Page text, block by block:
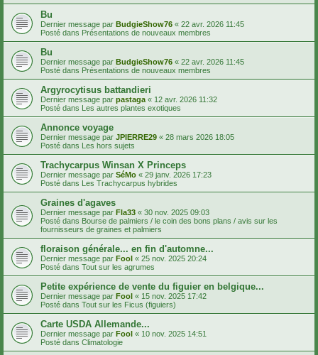
Bu
Dernier message par BudgieShow76 « 22 avr. 2026 11:45
Posté dans Présentations de nouveaux membres
Bu
Dernier message par BudgieShow76 « 22 avr. 2026 11:45
Posté dans Présentations de nouveaux membres
Argyrocytisus battandieri
Dernier message par pastaga « 12 avr. 2026 11:32
Posté dans Les autres plantes exotiques
Annonce voyage
Dernier message par JPIERRE29 « 28 mars 2026 18:05
Posté dans Les hors sujets
Trachycarpus Winsan X Princeps
Dernier message par SéMo « 29 janv. 2026 17:23
Posté dans Les Trachycarpus hybrides
Graines d'agaves
Dernier message par Fla33 « 30 nov. 2025 09:03
Posté dans Bourse de palmiers / le coin des bons plans / avis sur les
fournisseurs de graines et palmiers
floraison générale... en fin d'automne...
Dernier message par Fool « 25 nov. 2025 20:24
Posté dans Tout sur les agrumes
Petite expérience de vente du figuier en belgique...
Dernier message par Fool « 15 nov. 2025 17:42
Posté dans Tout sur les Ficus (figuiers)
Carte USDA Allemande...
Dernier message par Fool « 10 nov. 2025 14:51
Posté dans Climatologie